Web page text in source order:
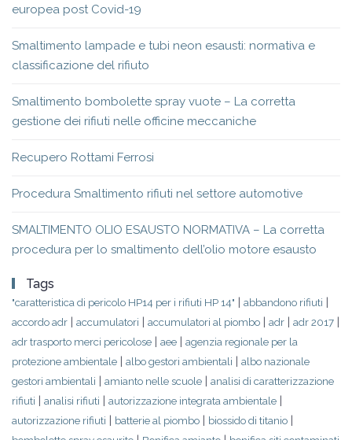
europea post Covid-19
Smaltimento lampade e tubi neon esausti: normativa e
classificazione del rifiuto
Smaltimento bombolette spray vuote – La corretta
gestione dei rifiuti nelle officine meccaniche
Recupero Rottami Ferrosi
Procedura Smaltimento rifiuti nel settore automotive
SMALTIMENTO OLIO ESAUSTO NORMATIVA – La corretta
procedura per lo smaltimento dell’olio motore esausto
Tags
"caratteristica di pericolo HP14 per i rifiuti HP 14" | abbandono rifiuti |
accordo adr | accumulatori | accumulatori al piombo | adr | adr 2017 |
adr trasporto merci pericolose | aee | agenzia regionale per la
protezione ambientale | albo gestori ambientali | albo nazionale
gestori ambientali | amianto nelle scuole | analisi di caratterizzazione
rifiuti | analisi rifiuti | autorizzazione integrata ambientale |
autorizzazione rifiuti | batterie al piombo | biossido di titanio |